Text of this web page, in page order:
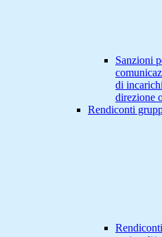
Sanzioni
di
direzione
Rendiconti